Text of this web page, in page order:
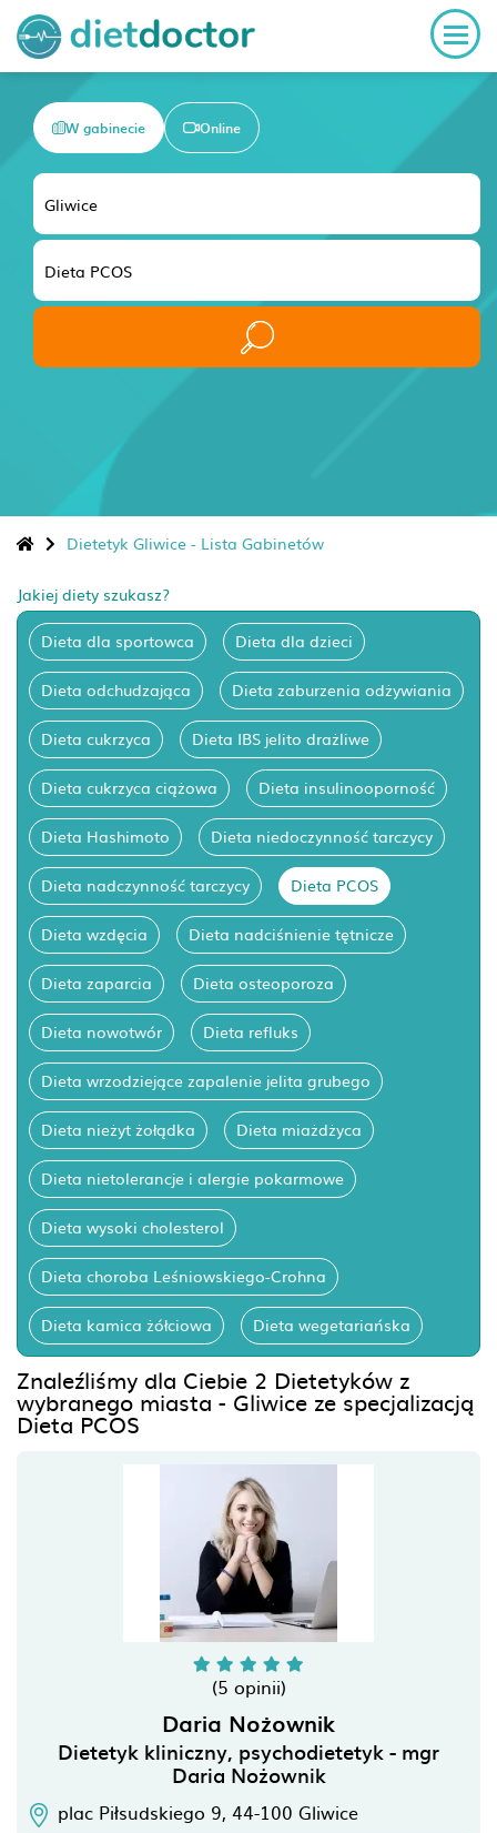
W gabinecie Online
Dietetyk Gliwice - Lista Gabinetów
Jakiej diety szukasz?
Dieta dla sportowca Dieta dla dzieci
Dieta odchudzająca Dieta zaburzenia odżywiania
Dieta cukrzyca Dieta IBS jelito drażliwe
Dieta cukrzyca ciążowa Dieta insulinooporność
Dieta Hashimoto Dieta niedoczynność tarczycy
Dieta nadczynność tarczycy Dieta PCOS
Dieta wzdęcia Dieta nadciśnienie tętnicze
Dieta zaparcia Dieta osteoporoza
Dieta nowotwór Dieta refluks
Dieta wrzodziejące zapalenie jelita grubego
Dieta nieżyt żołądka Dieta miażdżyca
Dieta nietolerancje i alergie pokarmowe
Dieta wysoki cholesterol
Dieta choroba Leśniowskiego-Crohna
Dieta kamica żółciowa Dieta wegetariańska
Znaleźliśmy dla Ciebie 2 Dietetyków z
wybranego miasta - Gliwice ze specjalizacją
Dieta PCOS
(5 opinii)
Daria Nożownik
Dietetyk kliniczny, psychodietetyk - mgr
Daria Nożownik
plac Piłsudskiego 9, 44-100 Gliwice